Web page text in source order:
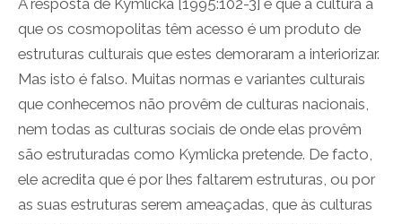
que os cosmopolitas têm acesso é um produto de
estruturas culturais que estes demoraram a interiorizar.
Mas isto é falso. Muitas normas e variantes culturais
que conhecemos não provêm de culturas nacionais,
nem todas as culturas sociais de onde elas provêm
são estruturadas como Kymlicka pretende. De facto,
ele acredita que é por lhes faltarem estruturas, ou por
as suas estruturas serem ameaçadas, que às culturas